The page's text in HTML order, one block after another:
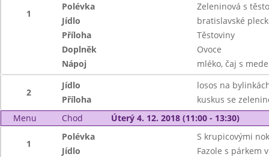
1
Polévka
Zeleninová s
Jídlo
bratislavské
Příloha
Těstoviny
Doplněk
Ovoce
Nápoj
mléko, čaj s
2
Jídlo
losos na
Příloha
kuskus se
Menu
Chod Úterý 4. 12. 2018 (11:00 - 13:30)
1
Polévka
S krupicovými
Jídlo
Fazole s párkem